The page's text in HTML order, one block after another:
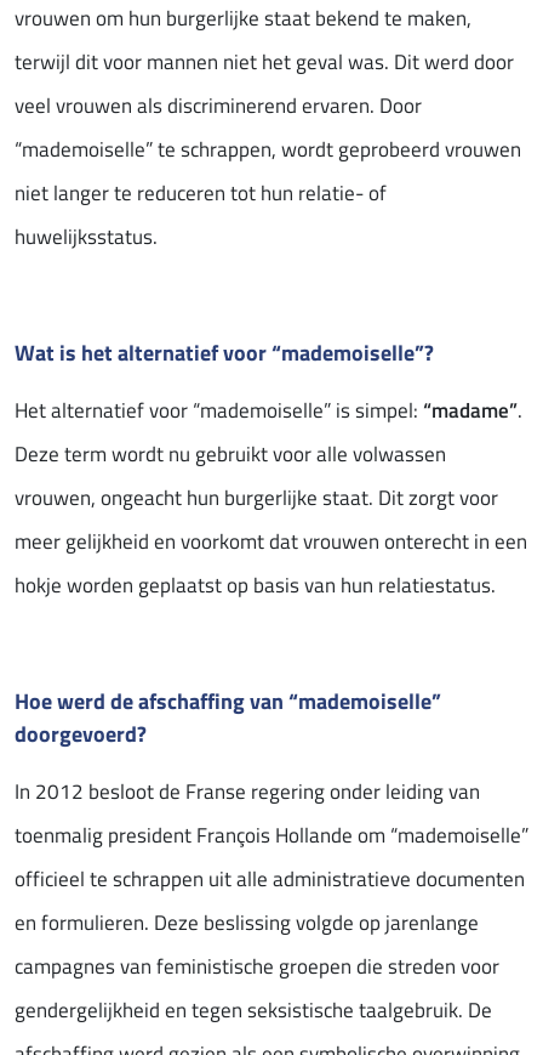
vrouwen om hun burgerlijke staat bekend te maken,
terwijl dit voor mannen niet het geval was. Dit werd door
veel vrouwen als discriminerend ervaren. Door
“mademoiselle” te schrappen, wordt geprobeerd vrouwen
niet langer te reduceren tot hun relatie- of
huwelijksstatus.
Wat is het alternatief voor “mademoiselle”?
Het alternatief voor “mademoiselle” is simpel: “madame”.
Deze term wordt nu gebruikt voor alle volwassen
vrouwen, ongeacht hun burgerlijke staat. Dit zorgt voor
meer gelijkheid en voorkomt dat vrouwen onterecht in een
hokje worden geplaatst op basis van hun relatiestatus.
Hoe werd de afschaffing van “mademoiselle”
doorgevoerd?
In 2012 besloot de Franse regering onder leiding van
toenmalig president François Hollande om “mademoiselle”
officieel te schrappen uit alle administratieve documenten
en formulieren. Deze beslissing volgde op jarenlange
campagnes van feministische groepen die streden voor
gendergelijkheid en tegen seksistische taalgebruik. De